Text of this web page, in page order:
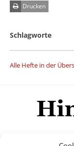
Drucken
Schlagworte
Alle Hefte in der